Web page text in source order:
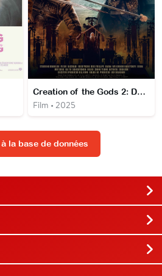
Creation of the Gods 2: Demon Force
Film • 2025
la base de données